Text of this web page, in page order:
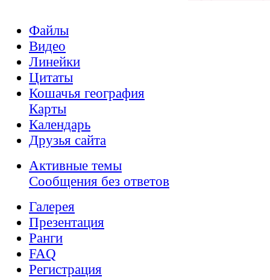
Файлы
Видео
Линейки
Цитаты
Кошачья география
Карты
Календарь
Друзья сайта
Активные темы
Сообщения без ответов
Галерея
Презентация
Ранги
FAQ
Регистрация